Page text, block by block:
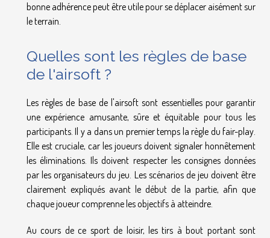
bonne adhérence peut être utile pour se déplacer aisément sur
le terrain.
Quelles sont les règles de base
de l'airsoft ?
Les règles de base de l'airsoft sont essentielles pour garantir
une expérience amusante, sûre et équitable pour tous les
participants. Il y a dans un premier temps la règle du fair-play.
Elle est cruciale, car les joueurs doivent signaler honnêtement
les éliminations. Ils doivent respecter les consignes données
par les organisateurs du jeu. Les scénarios de jeu doivent être
clairement expliqués avant le début de la partie, afin que
chaque joueur comprenne les objectifs à atteindre.
Au cours de ce sport de loisir, les tirs à bout portant sont